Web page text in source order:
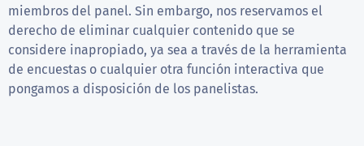
miembros del panel. Sin embargo, nos reservamos el
derecho de eliminar cualquier contenido que se
considere inapropiado, ya sea a través de la herramienta
de encuestas o cualquier otra función interactiva que
pongamos a disposición de los panelistas.